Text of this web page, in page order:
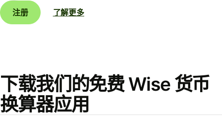
注册
了解更多
下载我们的免费 Wise 货币
换算器应用